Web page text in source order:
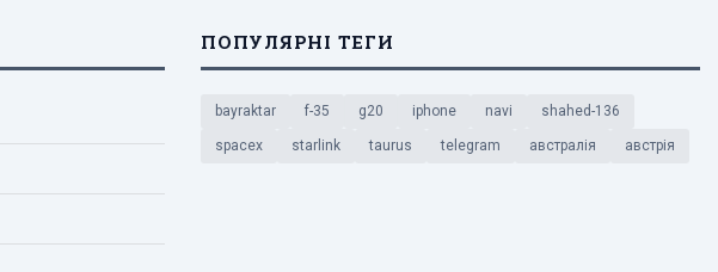
ПОПУЛЯРНІ ТЕГИ
bayraktar f-35 g20 iphone navi shahed-136
spacex starlink taurus telegram австралія австрія